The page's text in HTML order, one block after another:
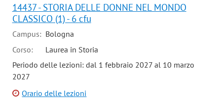
14437 - STORIA DELLE DONNE NEL MONDO
CLASSICO (1) - 6 cfu
Campus: Bologna
Corso:
Laurea in Storia
Periodo delle lezioni: dal 1 febbraio 2027 al 10 marzo
2027
Orario delle lezioni